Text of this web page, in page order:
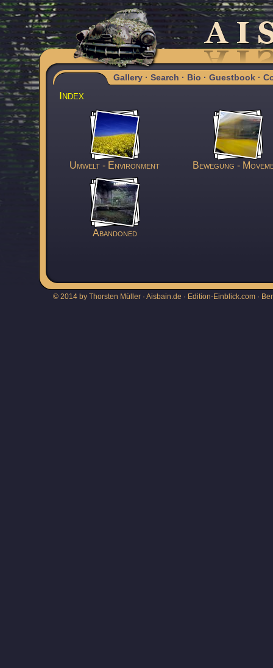
Gallery · Search · Bio · Guestbook ·
Index
Umwelt - Environment Bewegung -
Abandoned
© 2014 by Thorsten Müller · Aisbain.de · Edition-Einblick.com ·